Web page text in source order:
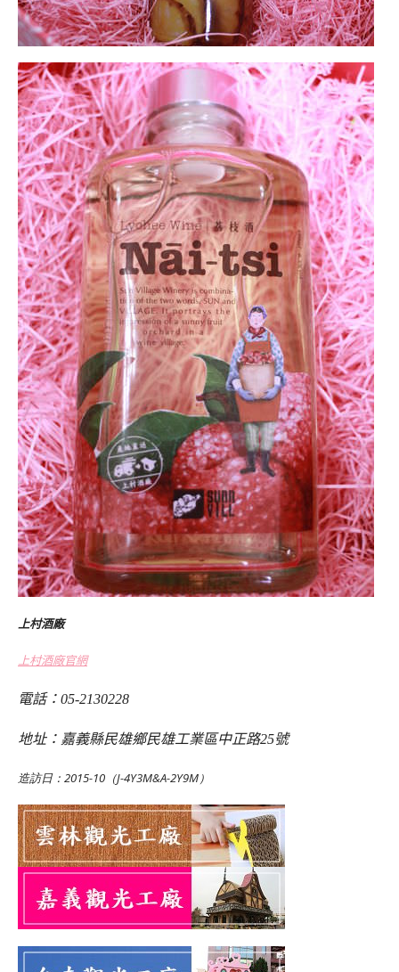
上村酒廠
上村酒廠官網
電話：05-2130228
地址：嘉義縣民雄鄉民雄工業區中正路25號
造訪日：2015-10（J-4Y3M&A-2Y9M）